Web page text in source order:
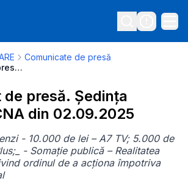
Comunicate de presă
Comunicat de presă. Ședința publică a CNA din 02.09.2025
presă. Ședința
din 02.09.2025
- 10.000 de lei – A7 TV; 5.000 de
- Somație publică – Realitatea
ordinul de a acționa împotriva